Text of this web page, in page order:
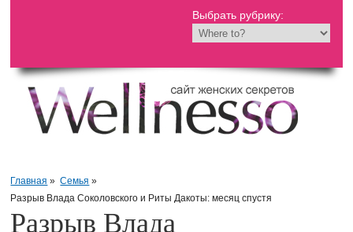
Выбрать рубрику:
Главная » Семья »
Разрыв Влада Соколовского и Риты Дакоты: месяц спустя
Разрыв Влада